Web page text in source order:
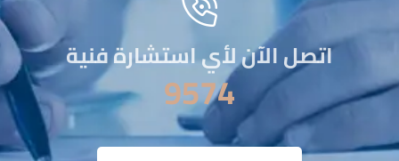
اتصل الآن لأي استشارة فنية
9574